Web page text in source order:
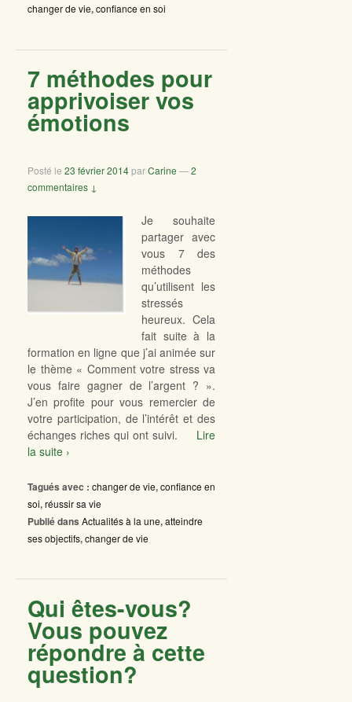
changer de vie,confiance en soi
7 méthodes pour
apprivoiser vos
émotions
Posté le 23 février 2014parCarine —2
commentaires ↓
Je souhaite
partager avec
vous 7 des
méthodes
qu’utilisent les
stressés
heureux. Cela
fait suite à la
formation en ligne que j’ai animée sur
le thème « Comment votre stress va
vous faire gagner de l’argent ? ».
J’en profite pour vous remercier de
votre participation, de l’intérêt et des
échanges riches qui ont suivi. Lire
la suite ›
Tagués avec : changer de vie,confiance en
soi,réussir sa vie
Publié dans Actualités à la une,atteindre
ses objectifs,changer de vie
Qui êtes-vous?
Vous pouvez
répondre à cette
question?